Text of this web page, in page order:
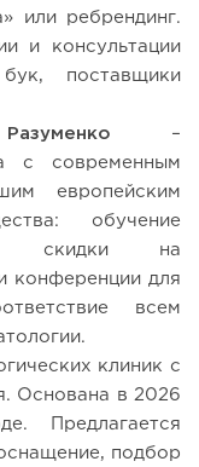
или ребрендинг.
и консультации
поставщики
–
с современным
европейским
обучение
скидки на
конференции для
всем
клиник с
Основана в 2026
Предлагается
подбор